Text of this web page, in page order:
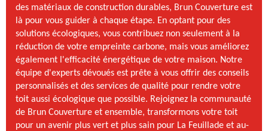
des matériaux de construction durables, Brun Couverture est
là pour vous guider à chaque étape. En optant pour des
solutions écologiques, vous contribuez non seulement à la
réduction de votre empreinte carbone, mais vous améliorez
également l'efficacité énergétique de votre maison. Notre
équipe d'experts dévoués est prête à vous offrir des conseils
personnalisés et des services de qualité pour rendre votre
toit aussi écologique que possible. Rejoignez la communauté
de Brun Couverture et ensemble, transformons votre toit
pour un avenir plus vert et plus sain pour La Feuillade et au-